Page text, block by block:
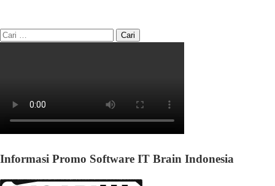
Informasi Promo Software IT Brain Indonesia